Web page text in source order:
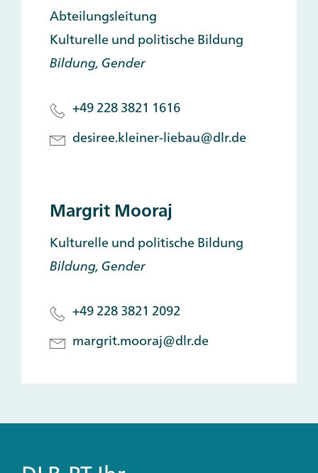
Abteilungsleitung
Kulturelle und politische Bildung
Bildung, Gender
+49 228 3821 1616
desiree.kleiner-liebau@dlr.de
Margrit Mooraj
Kulturelle und politische Bildung
Bildung, Gender
+49 228 3821 2092
margrit.mooraj@dlr.de